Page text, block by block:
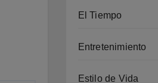
El Tiempo
Entretenimiento
Estilo de Vida